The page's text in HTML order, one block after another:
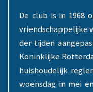
De club is in 1968
vriendschappelijke
der tijden
Koninklijke
huishoudelijk
woensdag in mei